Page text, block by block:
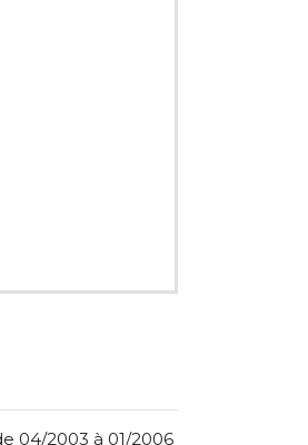
04/2003 à 01/2006